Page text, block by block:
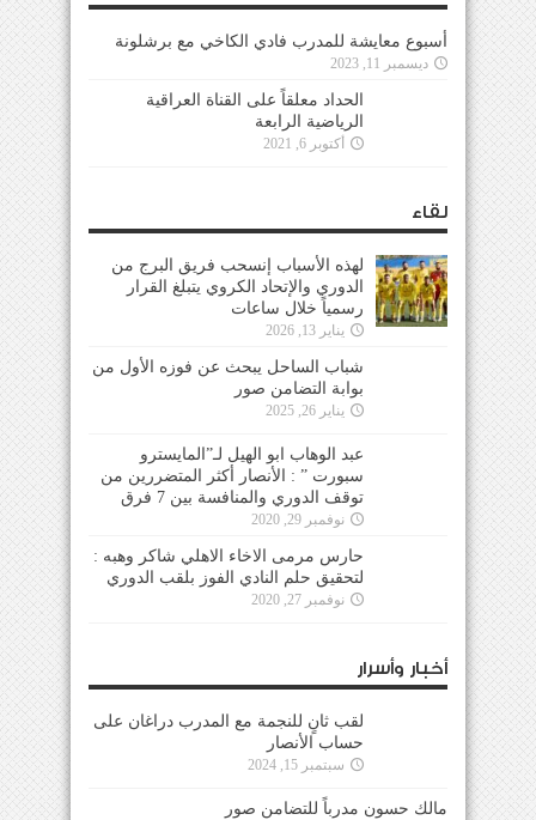
أسبوع معايشة للمدرب فادي الكاخي مع برشلونة
ديسمبر 11, 2023
الحداد معلقاً على القناة العراقية
الرياضية الرابعة
أكتوبر 6, 2021
لقاء
لهذه الأسباب إنسحب فريق البرج من
الدوري والإتحاد الكروي يتبلغ القرار
رسمياً خلال ساعات
يناير 13, 2026
شباب الساحل يبحث عن فوزه الأول من
بوابة التضامن صور
يناير 26, 2025
عبد الوهاب ابو الهيل لـ”المايسترو
سبورت ” : الأنصار أكثر المتضررين من
توقف الدوري والمنافسة بين 7 فرق
نوفمبر 29, 2020
حارس مرمى الاخاء الاهلي شاكر وهبه :
لتحقيق حلم النادي الفوز بلقب الدوري
نوفمبر 27, 2020
أخبار وأسرار
لقب ثانٍ للنجمة مع المدرب دراغان على
حساب الأنصار
سبتمبر 15, 2024
مالك حسون مدرباً للتضامن صور